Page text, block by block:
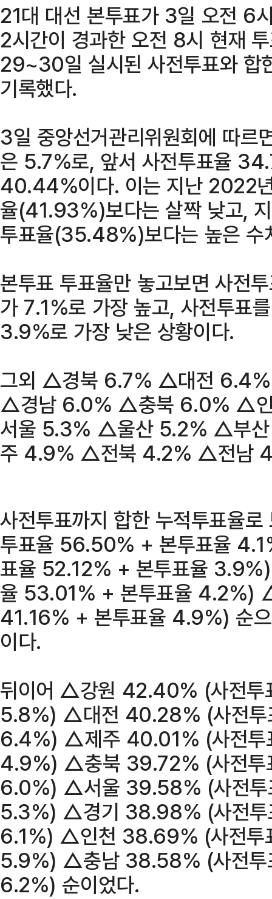
21대 대선 본투표가 3일 오전 6
2시간이 경과한 오전 8시 현재
29~30일 실시된 사전투표와
기록했다.
3일 중앙선거관리위원회에 따르
은 5.7%로, 앞서 사전투표율
40.44%이다. 이는 지난 2022
율(41.93%)보다는 살짝 낮고,
투표율(35.48%)보다는 높은 수
본투표 투표율만 놓고보면 사전
가 7.1%로 가장 높고, 사전투표
3.9%로 가장 낮은 상황이다.
그외 △경북 6.7% △대전
△경남 6.0% △충북 6.0% △
서울 5.3% △울산 5.2% △부
주 4.9% △전북 4.2% △전남
사전투표까지 합한 누적투표율
투표율 56.50% + 본투표율
표율 52.12% + 본투표율
율 53.01% + 본투표율 4.2%)
41.16% + 본투표율 4.9%) 순
이다.
뒤이어 △강원 42.40% (사전
5.8%) △대전 40.28% (사전투
6.4%) △제주 40.01% (사전투
4.9%) △충북 39.72% (사전투
6.0%) △서울 39.58% (사전투
5.3%) △경기 38.98% (사전투
6.1%) △인천 38.69% (사전투
5.9%) △충남 38.58% (사전투
6.2%) 순이었다.